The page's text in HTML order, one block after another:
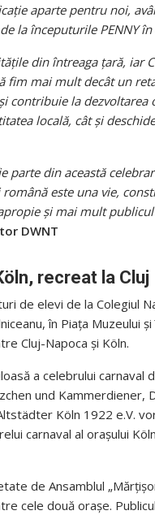
aparte pentru noi,
la începuturile PENNY în
din întreaga țară, iar
fim mai mult decât un
contribuie la dezvoltarea
locală, cât și
parte din această
este una vie,
și mai mult
DWNT
recreat la Cluj
de elevi de la Colegiul
în Piața Muzeului
Cluj-Napoca și Köln.
a celebrului carnaval
und Kammerdiener,
Köln 1922 e.V.
carnaval al orașului
de Ansamblul
cele două orașe.